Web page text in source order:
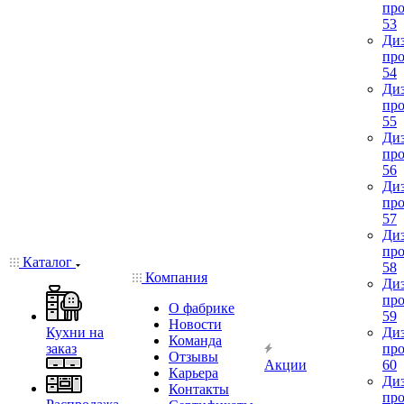
Каталог
Кухни на
заказ
Компания
О фабрике
Новости
Команда
Отзывы
Карьера
Контакты
Акции
53
54
55
56
57
58
59
60